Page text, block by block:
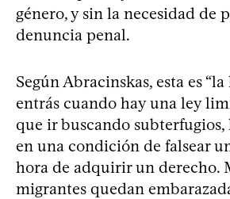
género, y sin la necesidad de
denuncia penal.
Según Abracinskas, esta es
entrás cuando hay una ley
que ir buscando subterfugios,
en una condición de falsear
hora de adquirir un derecho.
migrantes quedan